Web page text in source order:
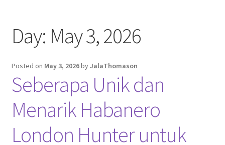
Privacy Policy
Tentang Kami
Day: May 3, 2026
Posted on May 3, 2026byJalaThomason
Seberapa Unik dan
Menarik Habanero
London Hunter untuk